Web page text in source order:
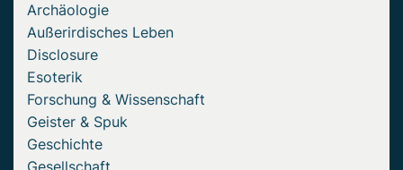
Archäologie
Außerirdisches Leben
Disclosure
Esoterik
Forschung & Wissenschaft
Geister & Spuk
Geschichte